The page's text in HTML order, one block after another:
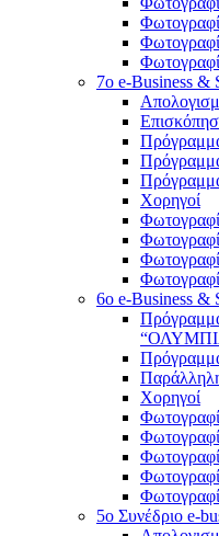
7o e-Business &
Χορηγοί
6o e-Business &
Χορηγοί
5o Συνέδριο e-